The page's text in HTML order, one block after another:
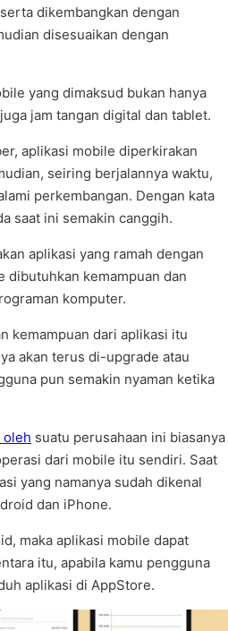
dikembangkan dengan
disesuaikan dengan
yang dimaksud bukan hanya
jam tangan digital dan tablet.
aplikasi mobile diperkirakan
seiring berjalannya waktu,
perkembangan. Dengan kata
saat ini semakin canggih.
aplikasi yang ramah dengan
dibutuhkan kemampuan dan
komputer.
kemampuan dari aplikasi itu
akan terus di-upgrade atau
pun semakin nyaman ketika
oleh suatu perusahaan ini biasanya
dari mobile itu sendiri. Saat
yang namanya sudah dikenal
dan iPhone.
maka aplikasi mobile dapat
itu, apabila kamu pengguna
aplikasi di AppStore.